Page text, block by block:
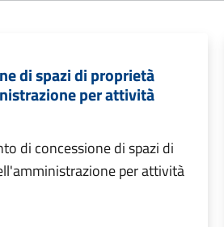
di spazi di proprietà
per attività
di concessione di spazi di
per attività